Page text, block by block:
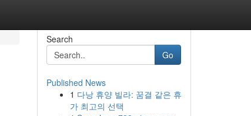
Search
Go
Published News
1 다낭 휴양 빌라: 꿈결 같은 휴
가 최고의 선택